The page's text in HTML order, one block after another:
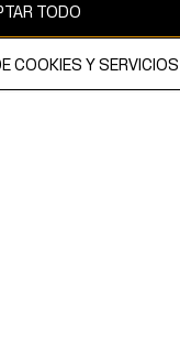
TODO
COOKIES Y SERVICIOS